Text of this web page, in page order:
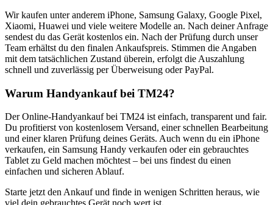
Wir kaufen unter anderem iPhone, Samsung Galaxy, Google Pixel,
Xiaomi, Huawei und viele weitere Modelle an. Nach deiner Anfrage
sendest du das Gerät kostenlos ein. Nach der Prüfung durch unser
Team erhältst du den finalen Ankaufspreis. Stimmen die Angaben
mit dem tatsächlichen Zustand überein, erfolgt die Auszahlung
schnell und zuverlässig per Überweisung oder PayPal.
Warum Handyankauf bei TM24?
Der Online-Handyankauf bei TM24 ist einfach, transparent und fair.
Du profitierst von kostenlosem Versand, einer schnellen Bearbeitung
und einer klaren Prüfung deines Geräts. Auch wenn du ein iPhone
verkaufen, ein Samsung Handy verkaufen oder ein gebrauchtes
Tablet zu Geld machen möchtest – bei uns findest du einen
einfachen und sicheren Ablauf.
Starte jetzt den Ankauf und finde in wenigen Schritten heraus, wie